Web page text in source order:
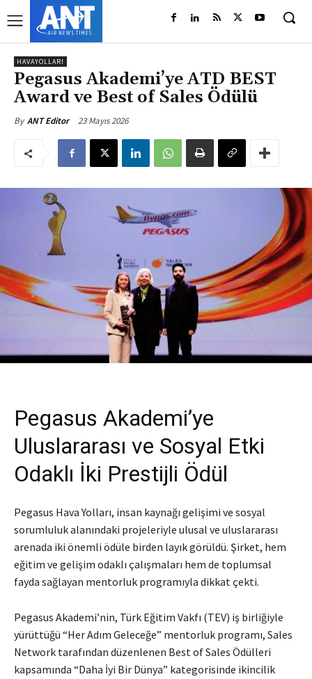
HAVAYOLLARI
Pegasus Akademi’ye ATD BEST
Award ve Best of Sales Ödülü
By ANT Editor 23 Mayıs 2026
Pegasus Akademi’ye
Uluslararası ve Sosyal Etki
Odaklı İki Prestijli Ödül
Pegasus Hava Yolları, insan kaynağı gelişimi ve sosyal
sorumluluk alanındaki projeleriyle ulusal ve uluslararası
arenada iki önemli ödüle birden layık görüldü. Şirket, hem
eğitim ve gelişim odaklı çalışmaları hem de toplumsal
fayda sağlayan mentorluk programıyla dikkat çekti.
Pegasus Akademi’nin, Türk Eğitim Vakfı (TEV) iş birliğiyle
yürüttüğü “Her Adım Geleceğe” mentorluk programı, Sales
Network tarafından düzenlenen Best of Sales Ödülleri
kapsamında “Daha İyi Bir Dünya” kategorisinde ikincilik